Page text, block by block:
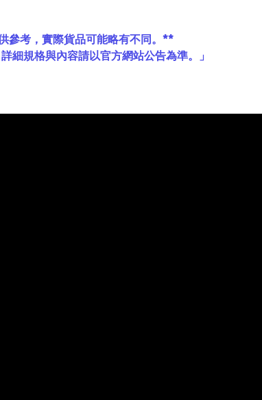
參考，實際貨品可能略有不同。**
細規格與內容請以官方網站公告為準。」